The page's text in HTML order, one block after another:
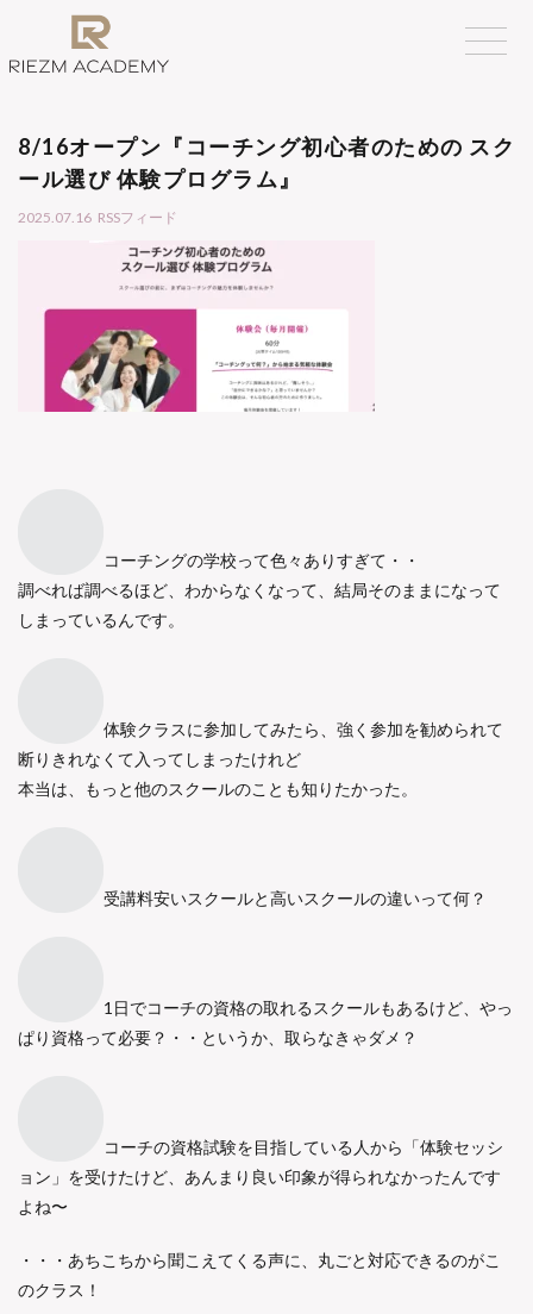
8/16オープン『コーチング初心者のための スク
ール選び 体験プログラム』
2025.07.16 RSSフィード
︎コーチングの学校って色々ありすぎて・・
調べれば調べるほど、わからなくなって、結局そのままになって
しまっているんです。
︎体験クラスに参加してみたら、強く参加を勧められて
断りきれなくて入ってしまったけれど
本当は、もっと他のスクールのことも知りたかった。
︎受講料安いスクールと高いスクールの違いって何？
︎1日でコーチの資格の取れるスクールもあるけど、やっ
ぱり資格って必要？・・というか、取らなきゃダメ？
︎コーチの資格試験を目指している人から「体験セッシ
ョン」を受けたけど、あんまり良い印象が得られなかったんです
よね〜
・・・あちこちから聞こえてくる声に、丸ごと対応できるのがこ
のクラス！